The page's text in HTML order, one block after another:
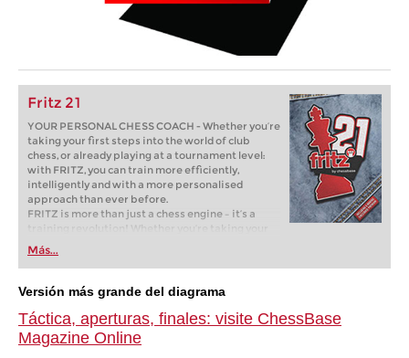
Fritz 21
YOUR PERSONAL CHESS COACH - Whether you’re
taking your first steps into the world of club
chess, or already playing at a tournament level:
with FRITZ, you can train more efficiently,
intelligently and with a more personalised
approach than ever before.
FRITZ is more than just a chess engine – it’s a
training revolution! Whether you’re taking your
first steps into the world of club chess, or already
playing at a tournament level: with FRITZ, you can
train more efficiently, intelligently and with a
more personalised approach than ever before.
Más...
Versión más grande del diagrama
Táctica, aperturas, finales: visite ChessBase
Magazine Online